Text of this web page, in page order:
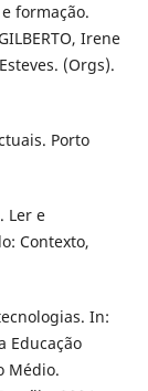
formação.
Irene
(Orgs).
Porto
Ler e
Contexto,
In:
Educação
Médio.